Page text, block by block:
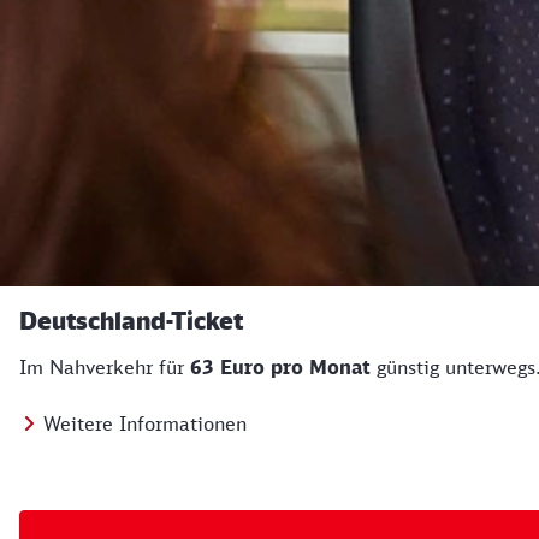
Deutschland-Ticket
Im Nahverkehr für 63 Euro pro Monat günstig
Weitere Informationen